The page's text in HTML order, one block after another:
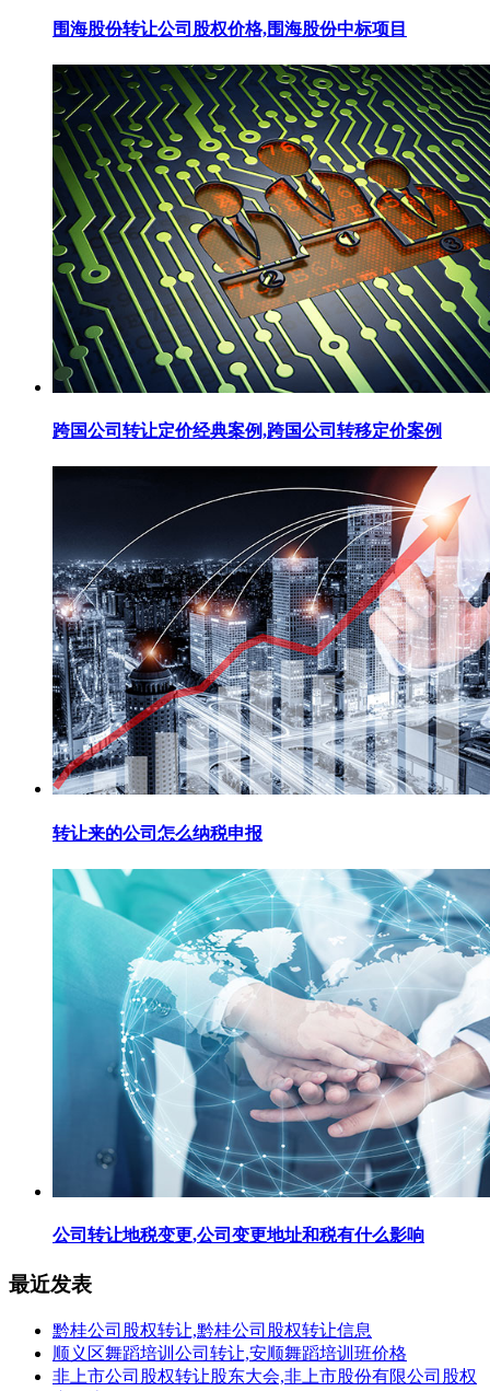
围海股份转让公司股权价格,围海股份中标项目
跨国公司转让定价经典案例,跨国公司转移定价案例
转让来的公司怎么纳税申报
公司转让地税变更,公司变更地址和税有什么影响
最近发表
黔桂公司股权转让,黔桂公司股权转让信息
顺义区舞蹈培训公司转让,安顺舞蹈培训班价格
非上市公司股权转让股东大会,非上市股份有限公司股权